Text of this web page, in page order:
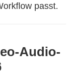
passt.
Audio-